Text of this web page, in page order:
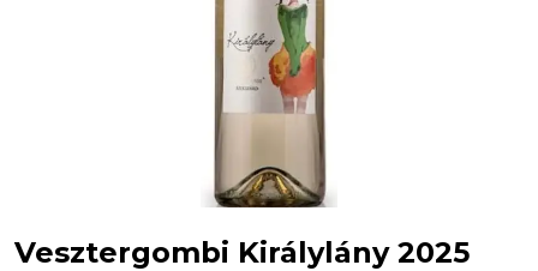
Vesztergombi Királylány 2025